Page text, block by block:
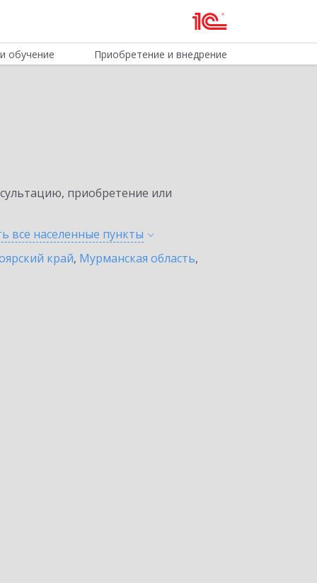
обучение Приобретение и внедрение
приобретение или
все населенные пункты
край, Мурманская область,